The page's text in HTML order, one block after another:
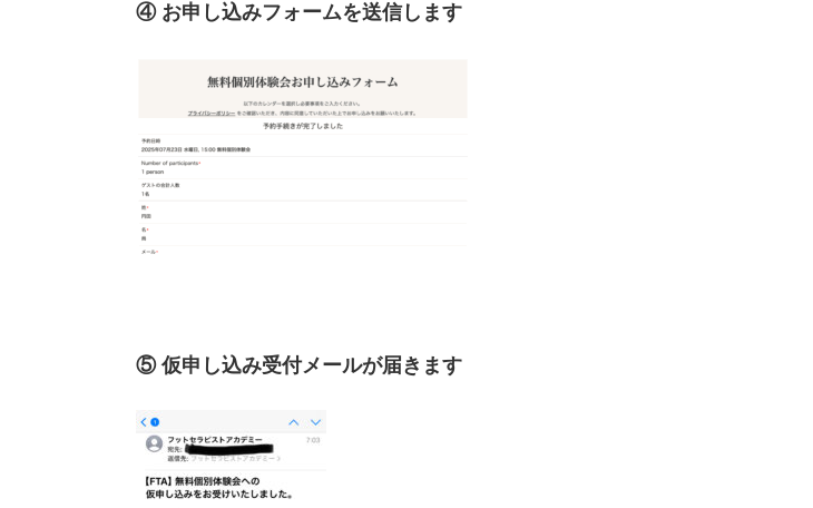
④ お申し込みフォームを送信します
⑤ 仮申し込み受付メールが届きます